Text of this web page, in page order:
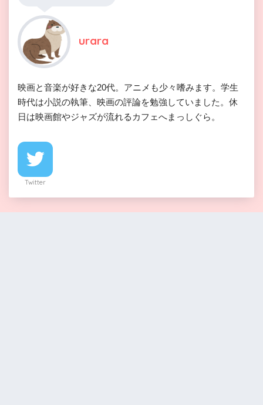
urara
映画と音楽が好きな20代。アニメも少々嗜みます。学生
時代は小説の執筆、映画の評論を勉強していました。休
日は映画館やジャズが流れるカフェへまっしぐら。
Twitter